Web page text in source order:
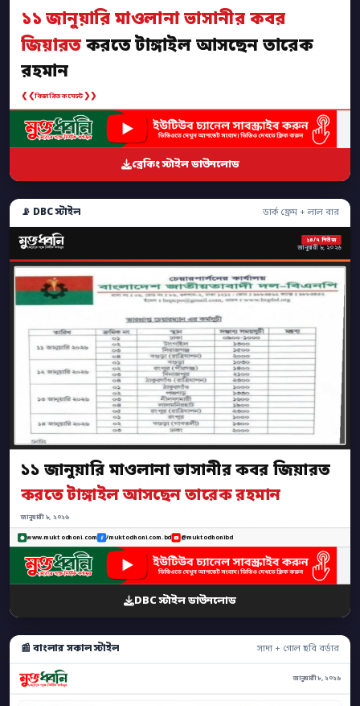
১১ জানুয়ারি মাওলানা ভাসানীর কবর
জিয়ারত করতে টাঙ্গাইল আসছেন তারেক
রহমান
❮❮বিস্তারিত কমেন্টে❯❯
ব্রেকিং স্টাইল ডাউনলোড
📡 DBC স্টাইল ডার্ক ফ্রেম + লাল বার
২৪/৭ নিউজ
জানুয়ারী ৮, ২০২৬
১১ জানুয়ারি মাওলানা ভাসানীর কবর জিয়ারত
করতে টাঙ্গাইল আসছেন তারেক রহমান
জানুয়ারী ৮, ২০২৬
www.muktodhoni.com /muktodhoni.com.bd @muktodhonibd
DBC স্টাইল ডাউনলোড
📰 বাংলার সকাল স্টাইল সাদা + গোল ছবি বর্ডার
জানুয়ারী ৮, ২০২৬